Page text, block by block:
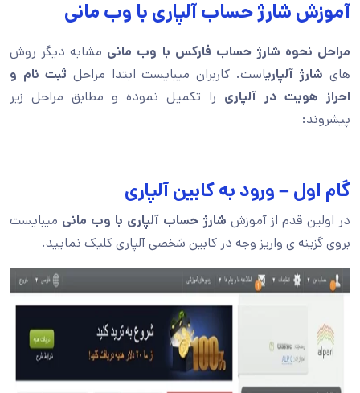
آموزش شارژ حساب آلپاری با وب مانی
مراحل نحوه شارژ حساب فارکس با وب مانی مشابه دیگر روش
هایشارژ آلپاریاست. کاربران میبایست ابتدا مراحل ثبت نام و
احراز هویت در آلپاری را تکمیل نموده و مطابق مراحل زیر
پیشروند:
گام اول – ورود به کابین آلپاری
در اولین قدم از آموزش شارژ حساب آلپاری با وب مانی میبایست
بروی گزینه ی واریز وجه در کابین شخصی آلپاری کلیک نمایید.